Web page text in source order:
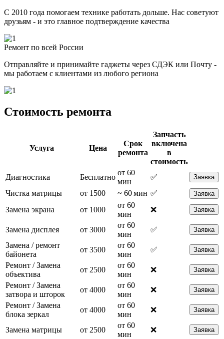
С 2010 года помогаем технике работать дольше. Нас советуют
друзьям - и это главное подтверждение качества
Ремонт по всей России
Отправляйте и принимайте гаджеты через СДЭК или Почту -
мы работаем с клиентами из любого региона
Стоимость ремонта
Услуга Цена
Срок
ремонта
Запчасть
включена
в
стоимость
Диагностика
Бесплатно
от 60
мин
✅ Заявка
Чистка матрицы от 1500 ~ 60 мин ✅ Заявка
Замена экрана от 1000
от 60
мин
❌ Заявка
Замена дисплея от 3000
от 60
мин
✅ Заявка
Замена / ремонт
байонета
от 3500
от 60
мин
✅ Заявка
Ремонт / Замена
объектива
от 2500
от 60
мин
❌ Заявка
Ремонт / Замена
затвора и шторок
от 4000
от 60
мин
❌ Заявка
Ремонт / Замена
блока зеркал
от 4000
от 60
мин
❌ Заявка
Замена матрицы от 2500
от 60
мин
❌ Заявка